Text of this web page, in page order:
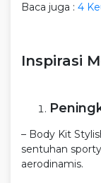
Baca juga : 4
Inspirasi
– Body Kit
sentuhan
aerodinamis.